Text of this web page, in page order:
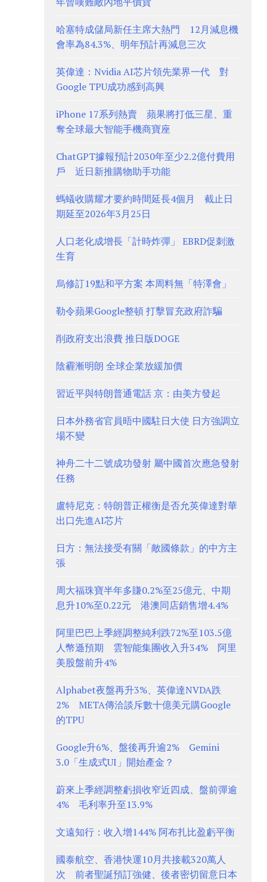
哈塞特成儲局新任主席大熱門 12月減息機
會率為84.3%、明年預計再減息三次
英偉達：Nvidia AI芯片領先業界一代 對
Google TPU成功感到高興
iPhone 17系列熱賣 蘋果將打低三星、重
奪全球最大智能手機商寶座
ChatGPT據報預計2030年至少2.2億付費用
戶 近日新推購物助手功能
螞蟻收購耀才要約時間延長4個月 截止日
期延至2026年3月25日
人口老化成增長「計時炸彈」 EBRD促刺激
生育
烏修訂19點和平方案 本周料無「特澤會」
勒令蘋果Google整頓 打擊冒充政府詐騙
削政府支出浪費 推日版DOGE
陰霾漸明朗 全球企業放緩加價
習近平與特朗普通電話 京：由美方發起
日本外務省官員晤中國駐日大使 日方強調立
場不變
神舟二十二號成功發射 屬中國首次應急發射
任務
盧特尼克：特朗普正權衡是否允英偉達對華
出口先進AI芯片
日方：無法接受有關「敵國條款」的中方主
張
周大福珠寶半年多賺0.2%至25億元、中期
息升10%至0.22元 港澳同店銷售增4.4%
阿里巴巴上季經調整純利跌72%至103.5億
人幣遜預期 雲智能集團收入升34% 阿里
美股盤前升4%
Alphabet夜盤再升3%、英偉達NVDA跌
2% META傳洽談斥數十億美元購Google
的TPU
Google升6%、盤後再升逾2% Gemini
3.0「生成式UI」開始產金？
蔚來上季經調整虧損收窄近四成、盤前彈逾
4% 毛利率升至13.9%
文遠知行：收入增144% 阿布扎比盈虧平衡
國泰航空、香港快運10月共接載320萬人
次 前者聖誕預訂強健、後者密切留意日本